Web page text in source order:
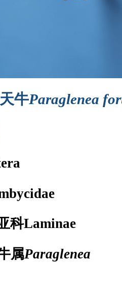
牛Paraglenea
Laminae
属Paraglenea